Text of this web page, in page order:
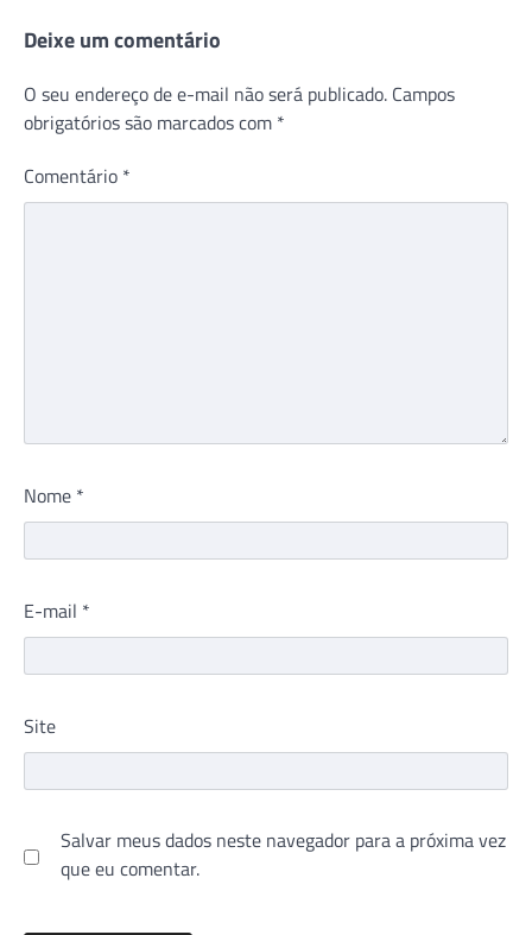
Deixe um comentário
O seu endereço de e-mail não será publicado. Campos
obrigatórios são marcados com *
Comentário *
Nome *
E-mail *
Site
Salvar meus dados neste navegador para a próxima vez
que eu comentar.